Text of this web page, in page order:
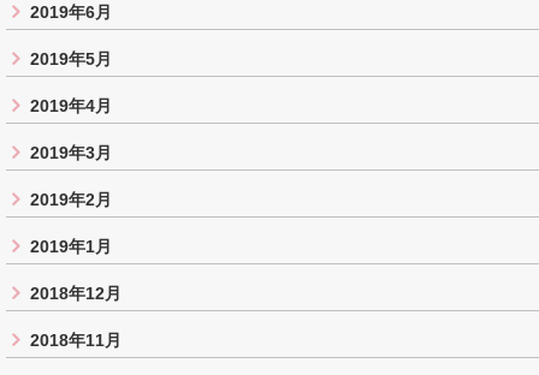
2019年6月
2019年5月
2019年4月
2019年3月
2019年2月
2019年1月
2018年12月
2018年11月